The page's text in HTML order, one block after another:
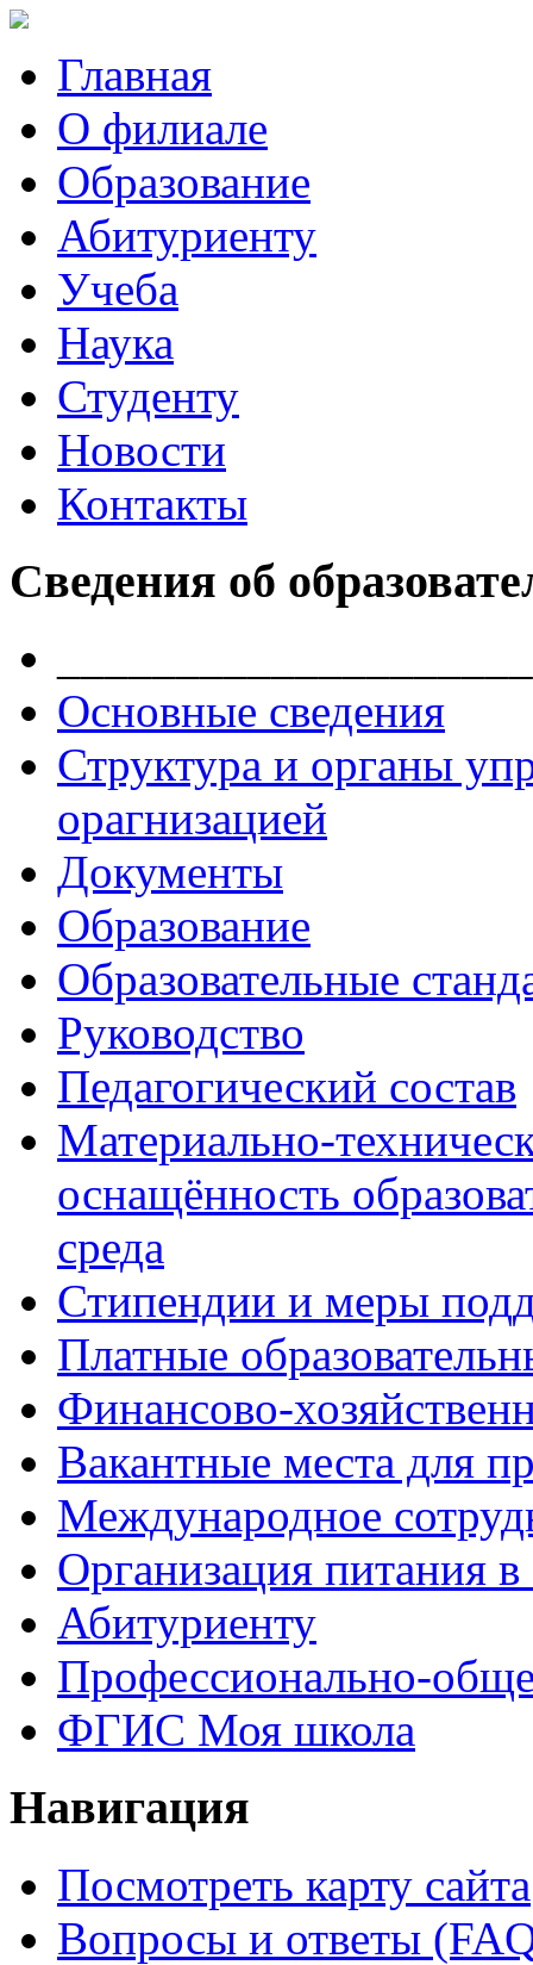
Главная
О филиале
Образование
Абитуриенту
Учеба
Наука
Студенту
Новости
Контакты
Сведения об
Основные сведения
Структура и органы
орагнизацией
Документы
Образование
Образовательные
Руководство
Педагогический состав
Материально-
оснащённость
среда
Стипендии и меры
Платные
Финансово-
Вакантные места для
Международное
Организация питания в
Абитуриенту
Профессионально-
ФГИС Моя школа
Навигация
Посмотреть карту сайта
Вопросы и ответы